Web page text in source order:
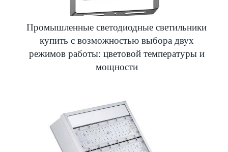
Промышленные светодиодные светильники
купить с возможностью выбора двух
режимов работы: цветовой температуры и
мощности